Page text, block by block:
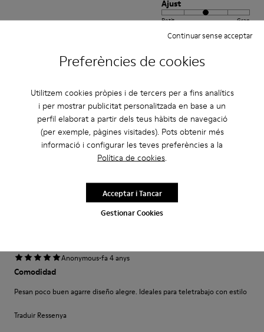
Preferències de cookies
Utilitzem cookies pròpies i de tercers per a fins analítics
i per mostrar publicitat personalitzada en base a un
perfil elaborat a partir dels teus hàbits de navegació
(per exemple, pàgines visitades). Pots obtenir més
informació i configurar les teves preferències a la
Política de cookies.
Gestionar Cookies
Continuar sense acceptar
Acceptar i Tancar
Ajust
Petit Gran
Amplada
Come camminare scalzi ma molto meglio.
Un comfort così mai provato prima. Un caldo abbraccio
Traduir Ressenya
Ajust
Amplada
Anonymous·fa 4 anys
Comodidad
Pesan poco buen agarre diseño alegre. Ideales para teletrabajo con estilo
Traduir Ressenya